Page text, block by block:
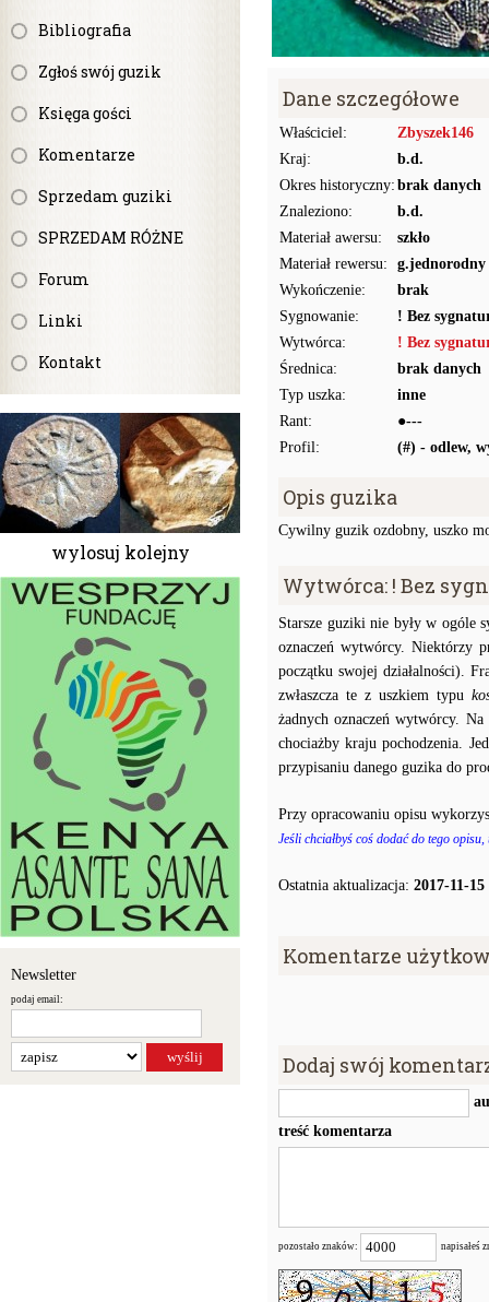
Bibliografia
Zgłoś swój guzik
Księga gości
Komentarze
Sprzedam guziki
SPRZEDAM RÓŻNE
Forum
Linki
Kontakt
wylosuj kolejny
Newsletter
podaj email:
Dane szczegółowe
Właściciel:
Zbyszek146
Kraj:
b.d.
Okres historyczny: brak danych
Znaleziono:
b.d.
Materiał awersu:
szkło
Materiał rewersu:
g.jednorodny
Wykończenie:
brak
Sygnowanie:
! Bez
Wytwórca:
! Bez
Średnica:
brak danych
Typ uszka:
inne
Rant:
●---
Profil:
(#) - odlew,
Opis guzika
Cywilny guzik ozdobny, uszko
Wytwórca: ! Bez
Starsze guziki nie były w ogóle
oznaczeń wytwórcy. Niektórzy
początku swojej działalności).
zwłaszcza te z uszkiem typu
żadnych oznaczeń wytwórcy.
chociażby kraju pochodzenia.
przypisaniu danego guzika do
Przy opracowaniu opisu
Jeśli chciałbyś coś dodać do tego
Ostatnia aktualizacja: 2017-11-15
Komentarze
Dodaj swój
treść komentarza
pozostało znaków: napisałeś